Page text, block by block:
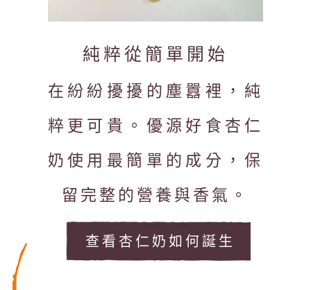
純粹從簡單開始
在紛紛擾擾的塵囂裡，純
粹更可貴。優源好食杏仁
奶使用最簡單的成分，保
留完整的營養與香氣。
查看杏仁奶如何誕生